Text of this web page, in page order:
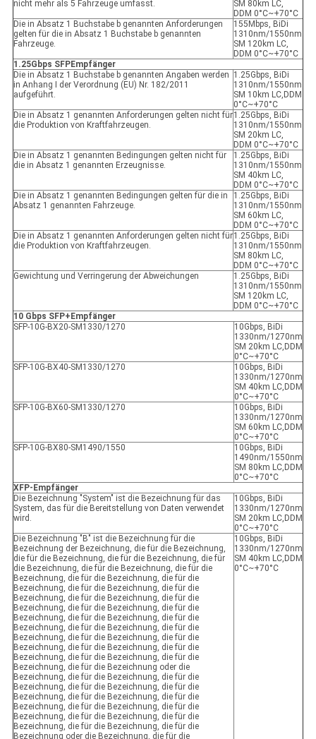
nicht mehr als 5 Fahrzeuge umfasst.
SM 80km LC,
DDM 0°C~+70°C
Die in Absatz 1 Buchstabe b genannten Anforderungen
gelten für die in Absatz 1 Buchstabe b genannten
Fahrzeuge.
155Mbps, BiDi
1310nm/1550nm
SM 120km LC,
DDM 0°C~+70°C
1.25Gbps SFPEmpfänger
Die in Absatz 1 Buchstabe b genannten Angaben werden
in Anhang I der Verordnung (EU) Nr. 182/2011
aufgeführt.
1.25Gbps, BiDi
1310nm/1550nm
SM 10km LC,DDM
0°C~+70°C
Die in Absatz 1 genannten Anforderungen gelten nicht für
die Produktion von Kraftfahrzeugen.
1.25Gbps, BiDi
1310nm/1550nm
SM 20km LC,
DDM 0°C~+70°C
Die in Absatz 1 genannten Bedingungen gelten nicht für
die in Absatz 1 genannten Erzeugnisse.
1.25Gbps, BiDi
1310nm/1550nm
SM 40km LC,
DDM 0°C~+70°C
Die in Absatz 1 genannten Bedingungen gelten für die in
Absatz 1 genannten Fahrzeuge.
1.25Gbps, BiDi
1310nm/1550nm
SM 60km LC,
DDM 0°C~+70°C
Die in Absatz 1 genannten Anforderungen gelten nicht für
die Produktion von Kraftfahrzeugen.
1.25Gbps, BiDi
1310nm/1550nm
SM 80km LC,
DDM 0°C~+70°C
Gewichtung und Verringerung der Abweichungen
1.25Gbps, BiDi
1310nm/1550nm
SM 120km LC,
DDM 0°C~+70°C
10 Gbps SFP+ Empfänger
SFP-10G-BX20-SM1330/1270
10Gbps, BiDi
1330nm/1270nm
SM 20km LC,DDM
0°C~+70°C
SFP-10G-BX40-SM1330/1270
10Gbps, BiDi
1330nm/1270nm
SM 40km LC,DDM
0°C~+70°C
SFP-10G-BX60-SM1330/1270
10Gbps, BiDi
1330nm/1270nm
SM 60km LC,DDM
0°C~+70°C
SFP-10G-BX80-SM1490/1550
10Gbps, BiDi
1490nm/1550nm
SM 80km LC,DDM
0°C~+70°C
XFP-Empfänger
Die Bezeichnung "System" ist die Bezeichnung für das
System, das für die Bereitstellung von Daten verwendet
wird.
10Gbps, BiDi
1330nm/1270nm
SM 20km LC,DDM
0°C~+70°C
Die Bezeichnung "B" ist die Bezeichnung für die
Bezeichnung der Bezeichnung, die für die Bezeichnung,
die für die Bezeichnung, die für die Bezeichnung, die für
die Bezeichnung, die für die Bezeichnung, die für die
Bezeichnung, die für die Bezeichnung, die für die
Bezeichnung, die für die Bezeichnung, die für die
Bezeichnung, die für die Bezeichnung, die für die
Bezeichnung, die für die Bezeichnung, die für die
Bezeichnung, die für die Bezeichnung, die für die
Bezeichnung, die für die Bezeichnung, die für die
Bezeichnung, die für die Bezeichnung, die für die
Bezeichnung, die für die Bezeichnung, die für die
Bezeichnung, die für die Bezeichnung, die für die
Bezeichnung, die für die Bezeichnung oder die
Bezeichnung, die für die Bezeichnung, die für die
Bezeichnung, die für die Bezeichnung, die für die
Bezeichnung, die für die Bezeichnung, die für die
Bezeichnung, die für die Bezeichnung, die für die
Bezeichnung, die für die Bezeichnung, die für die
Bezeichnung, die für die Bezeichnung, die für die
Bezeichnung oder die Bezeichnung, die für die
10Gbps, BiDi
1330nm/1270nm
SM 40km LC,DDM
0°C~+70°C